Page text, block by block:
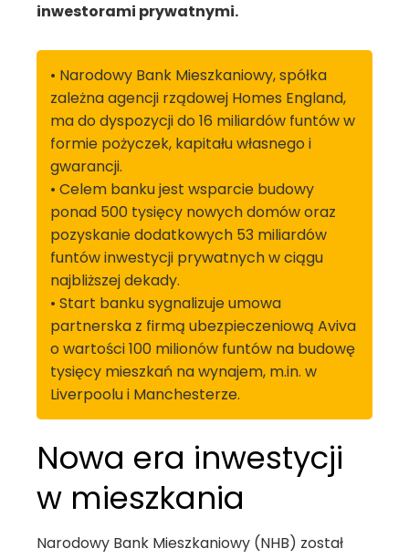
inwestorami prywatnymi.
• Narodowy Bank Mieszkaniowy, spółka
zależna agencji rządowej Homes England,
ma do dyspozycji do 16 miliardów funtów w
formie pożyczek, kapitału własnego i
gwarancji.
• Celem banku jest wsparcie budowy
ponad 500 tysięcy nowych domów oraz
pozyskanie dodatkowych 53 miliardów
funtów inwestycji prywatnych w ciągu
najbliższej dekady.
• Start banku sygnalizuje umowa
partnerska z firmą ubezpieczeniową Aviva
o wartości 100 milionów funtów na budowę
tysięcy mieszkań na wynajem, m.in. w
Liverpoolu i Manchesterze.
Nowa era inwestycji
w mieszkania
Narodowy Bank Mieszkaniowy (NHB) został